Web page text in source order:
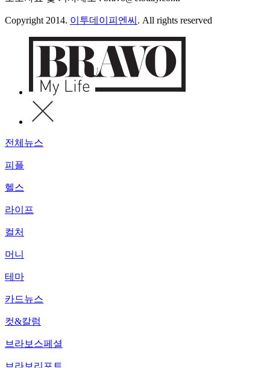
Copyright 2014. 이투데이피엔씨 . All rights reserved
전체뉴스
피플
헬스
라이프
컬처
머니
테마
카드뉴스
컷&칼럼
브라보스페셜